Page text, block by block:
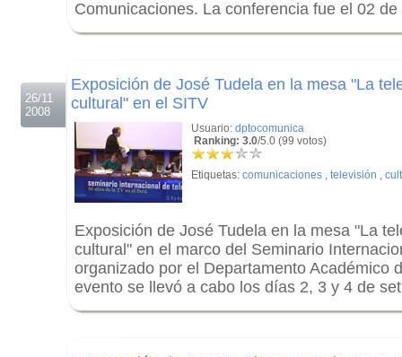
Comunicaciones. La conferencia fue el 02
26/11
2008
Exposición de José Tudela en la mesa "La
cultural" en el SITV
Usuario: dptocomunica
Ranking: 3.0/5.0 (99 votos)
Etiquetas: comunicaciones , televisión ,
Exposición de José Tudela en la mesa "La
cultural" en el marco del Seminario
organizado por el Departamento Académico
evento se llevó a cabo los días 2, 3 y 4 de